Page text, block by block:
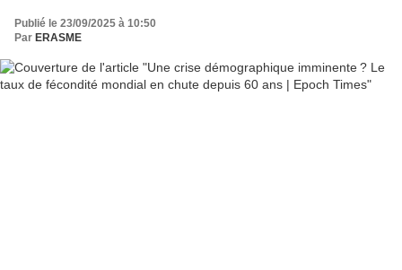
Publié le 23/09/2025 à 10:50
Par ERASME